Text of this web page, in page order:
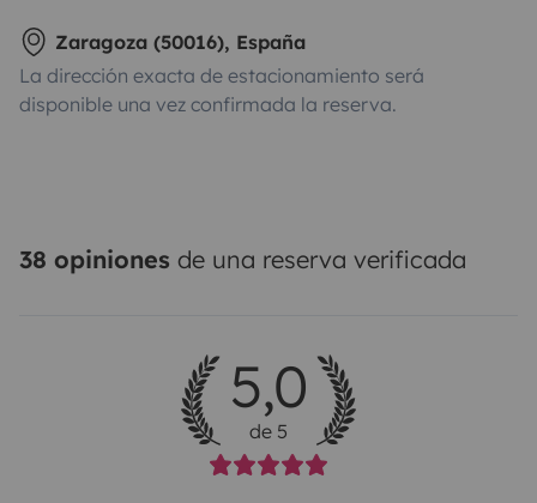
Zaragoza (50016), España
La dirección exacta de estacionamiento será
disponible una vez confirmada la reserva.
38 opiniones de una reserva verificada
5,0
de 5